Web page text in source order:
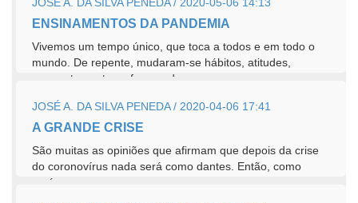
ENSINAMENTOS DA PANDEMIA
Vivemos um tempo único, que toca a todos e em todo o
mundo. De repente, mudaram-se hábitos, atitudes,
comportamentos e formas de pensar....
JOSÉ A. DA SILVA PENEDA / 2020-04-06 17:41
A GRANDE CRISE
São muitas as opiniões que afirmam que depois da crise
do coronovírus nada será como dantes. Então, como
será...